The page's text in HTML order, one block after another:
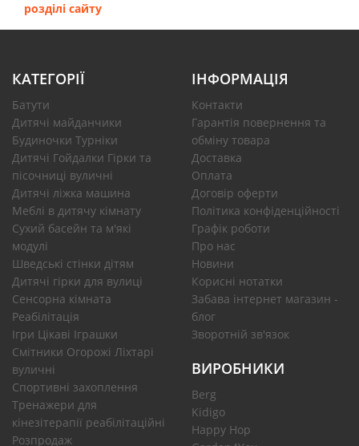
розділі сайту
КАТЕГОРІЇ
Батути
Дитячі майданчики
Будиночки Турніки
Дитячі Гойдалки Гірки та
пісочниці вуличні
Дитячі ліжка машина
Меблі в дитячу кімнату
Сухий басейн та м'які
модулі
Шведські стінки дітям
Дитячі гірки для вулиці
Сенсорна кімната
Реабілітація
Ігри Цікаві Іграшки
Смітники Огорожі Ліхтарі
вуличні
Спортивні захоплення
Тренажери для
кінезітерапії реабілітаційні
Розпродаж
ІНФОРМАЦІЯ
Контакти
Гарантія повернення та
обміну товара
Доставка
Оплата
Договір оферти
Політика конфіденційності
Графік роботи
Про нас
Новини
Корисні нотатки
Забава інтернет магазин -
блог
Зворотній зв'язок
ВИРОБНИКИ
Berg
Kidigo
Happy Hop